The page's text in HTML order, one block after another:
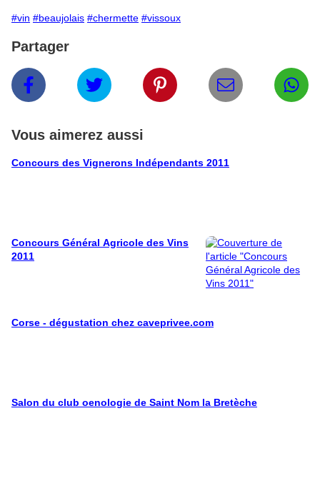
#vin #beaujolais #chermette #vissoux
Partager
Vous aimerez aussi
Concours des Vignerons Indépendants 2011
Concours Général Agricole des Vins
2011
Corse - dégustation chez caveprivee.com
Salon du club oenologie de Saint Nom la Bretèche